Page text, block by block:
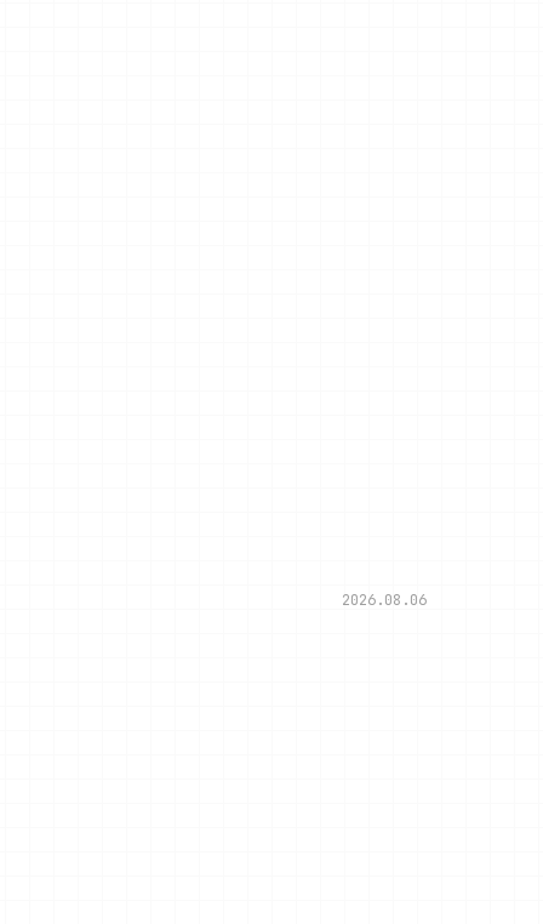
2026.08.06